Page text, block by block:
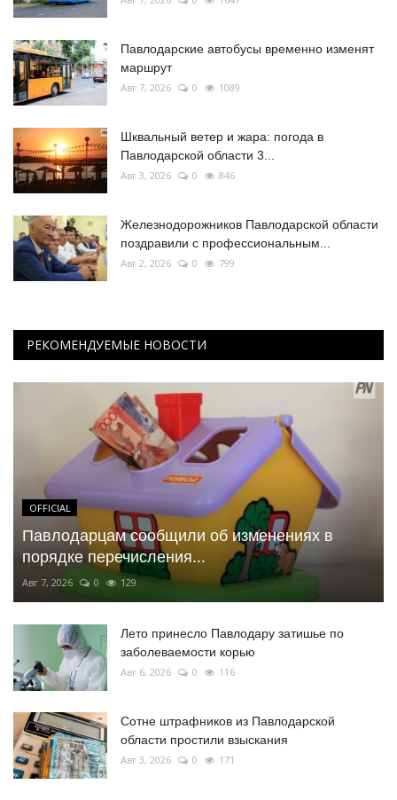
Павлодарские автобусы временно изменят
маршрут
Авг 7, 2026 0 1089
Шквальный ветер и жара: погода в
Павлодарской области 3...
Авг 3, 2026 0 846
Железнодорожников Павлодарской области
поздравили с профессиональным...
Авг 2, 2026 0 799
РЕКОМЕНДУЕМЫЕ НОВОСТИ
OFFICIAL
Павлодарцам сообщили об изменениях в
порядке перечисления...
Авг 7, 2026 0 129
Лето принесло Павлодару затишье по
заболеваемости корью
Авг 6, 2026 0 116
Сотне штрафников из Павлодарской
области простили взыскания
Авг 3, 2026 0 171